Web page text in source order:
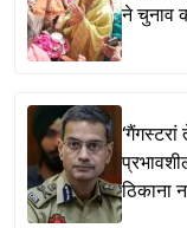
ने चुनाव
ठिकाना